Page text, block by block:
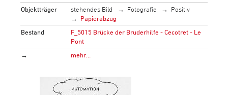
Objektträger
stehendes Bild Fotografie
Positiv
Papierabzug
Bestand
F_5015 Brücke der Bruderhilfe - Cecotret - Le
Pont
→
mehr…